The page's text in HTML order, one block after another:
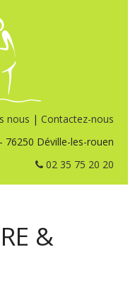
nous | Contactez-nous
76250 Déville-les-rouen
02 35 75 20 20
&